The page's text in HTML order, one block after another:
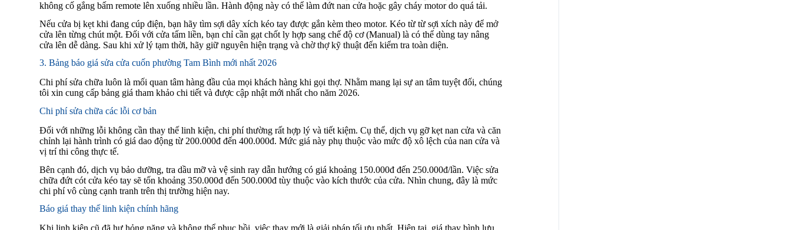
không cố gắng bấm remote lên xuống nhiều lần. Hành động này có thể làm đứt nan cửa hoặc gây cháy motor do quá tải.
Nếu cửa bị kẹt khi đang cúp điện, bạn hãy tìm sợi dây xích kéo tay được gắn kèm theo motor. Kéo từ từ sợi xích này để mở
cửa lên từng chút một. Đối với cửa tấm liền, bạn chỉ cần gạt chốt ly hợp sang chế độ cơ (Manual) là có thể dùng tay nâng
cửa lên dễ dàng. Sau khi xử lý tạm thời, hãy giữ nguyên hiện trạng và chờ thợ kỹ thuật đến kiểm tra toàn diện.
3. Bảng báo giá sửa cửa cuốn phường Tam Bình mới nhất 2026
Chi phí sửa chữa luôn là mối quan tâm hàng đầu của mọi khách hàng khi gọi thợ. Nhằm mang lại sự an tâm tuyệt đối, chúng
tôi xin cung cấp bảng giá tham khảo chi tiết và được cập nhật mới nhất cho năm 2026.
Chi phí sửa chữa các lỗi cơ bản
Đối với những lỗi không cần thay thế linh kiện, chi phí thường rất hợp lý và tiết kiệm. Cụ thể, dịch vụ gỡ kẹt nan cửa và căn
chỉnh lại hành trình có giá dao động từ 200.000đ đến 400.000đ. Mức giá này phụ thuộc vào mức độ xô lệch của nan cửa và
vị trí thi công thực tế.
Bên cạnh đó, dịch vụ bảo dưỡng, tra dầu mỡ và vệ sinh ray dẫn hướng có giá khoảng 150.000đ đến 250.000đ/lần. Việc sửa
chữa đứt cót cửa kéo tay sẽ tốn khoảng 350.000đ đến 500.000đ tùy thuộc vào kích thước của cửa. Nhìn chung, đây là mức
chi phí vô cùng cạnh tranh trên thị trường hiện nay.
Báo giá thay thế linh kiện chính hãng